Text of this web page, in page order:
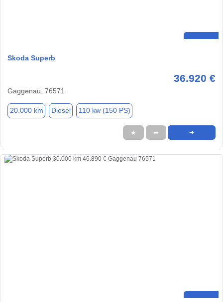
Skoda Superb
36.920 €
Gaggenau, 76571
20.000 km Diesel 110 kw (150 PS)
★ ➦ ➜